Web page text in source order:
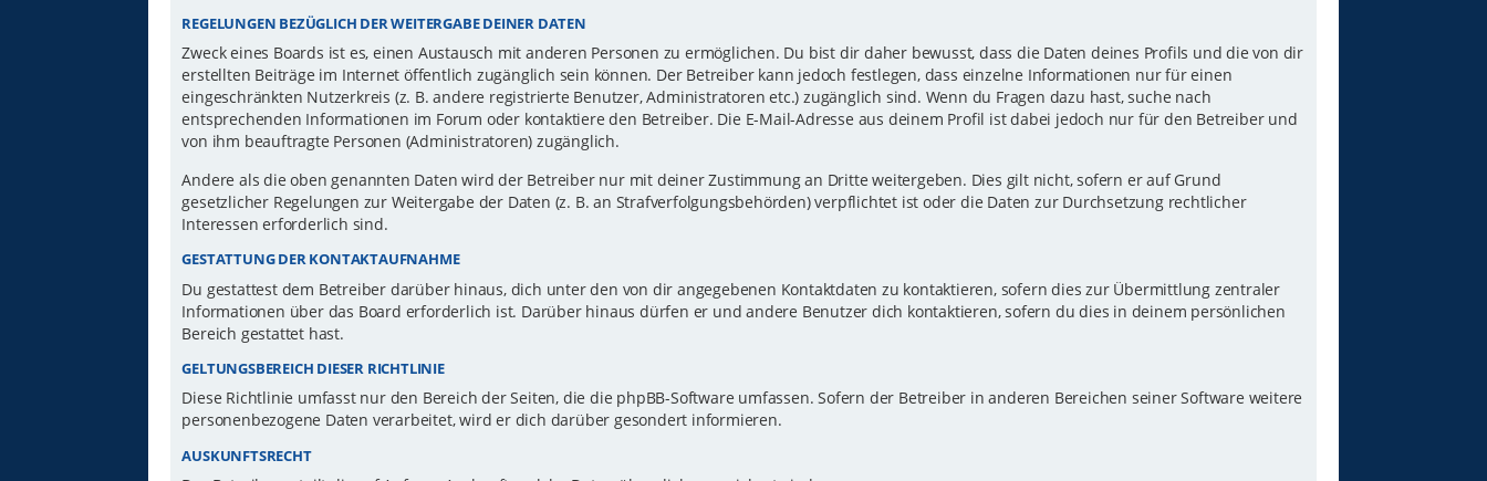
REGELUNGEN BEZÜGLICH DER WEITERGABE DEINER DATEN
Zweck eines Boards ist es, einen Austausch mit anderen Personen zu ermöglichen. Du bist dir daher bewusst, dass die Daten deines Profils und die von dir
erstellten Beiträge im Internet öffentlich zugänglich sein können. Der Betreiber kann jedoch festlegen, dass einzelne Informationen nur für einen
eingeschränkten Nutzerkreis (z. B. andere registrierte Benutzer, Administratoren etc.) zugänglich sind. Wenn du Fragen dazu hast, suche nach
entsprechenden Informationen im Forum oder kontaktiere den Betreiber. Die E-Mail-Adresse aus deinem Profil ist dabei jedoch nur für den Betreiber und
von ihm beauftragte Personen (Administratoren) zugänglich.
Andere als die oben genannten Daten wird der Betreiber nur mit deiner Zustimmung an Dritte weitergeben. Dies gilt nicht, sofern er auf Grund
gesetzlicher Regelungen zur Weitergabe der Daten (z. B. an Strafverfolgungsbehörden) verpflichtet ist oder die Daten zur Durchsetzung rechtlicher
Interessen erforderlich sind.
GESTATTUNG DER KONTAKTAUFNAHME
Du gestattest dem Betreiber darüber hinaus, dich unter den von dir angegebenen Kontaktdaten zu kontaktieren, sofern dies zur Übermittlung zentraler
Informationen über das Board erforderlich ist. Darüber hinaus dürfen er und andere Benutzer dich kontaktieren, sofern du dies in deinem persönlichen
Bereich gestattet hast.
GELTUNGSBEREICH DIESER RICHTLINIE
Diese Richtlinie umfasst nur den Bereich der Seiten, die die phpBB-Software umfassen. Sofern der Betreiber in anderen Bereichen seiner Software weitere
personenbezogene Daten verarbeitet, wird er dich darüber gesondert informieren.
AUSKUNFTSRECHT